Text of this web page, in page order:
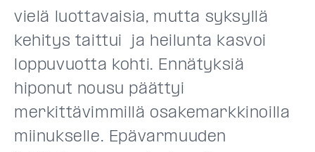
vielä luottavaisia, mutta syksyllä
kehitys taittui ja heilunta kasvoi
loppuvuotta kohti. Ennätyksiä
hiponut nousu päättyi
merkittävimmillä osakemarkkinoilla
miinukselle. Epävarmuuden